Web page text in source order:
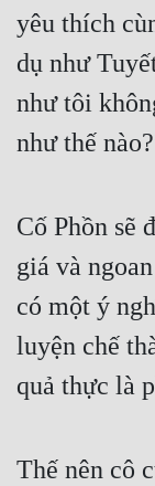
yêu thích
dụ như
như tôi
như thế
Cố Phồn sẽ
giá và
có một ý
luyện chế
quả thực là
Thế nên cô